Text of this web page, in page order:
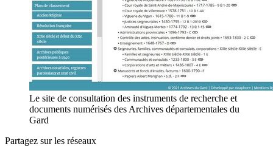
Le site de consultation des instruments de recherche et
documents numérisés des Archives départementales du
Gard
Partagez sur les réseaux